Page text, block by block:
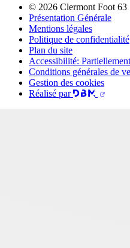
© 2026 Clermont Foot 63
Présentation Générale
Mentions légales
Politique de confidentialité
Plan du site
Accessibilité:
Conditions générales de
Gestion des cookies
Réalisé par